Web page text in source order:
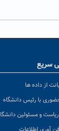
سریع
از داده ها
با رئیس دانشگاه
ریاست و مسئولین